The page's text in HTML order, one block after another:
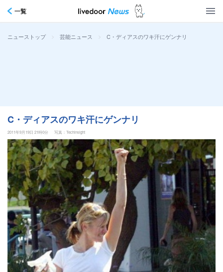
一覧
ニューストップ > 芸能ニュース > C・ディアスのワキ汗にゲンナリ
C・ディアスのワキ汗にゲンナリ
2011年9月19日 21時0分 写真：Techinsight